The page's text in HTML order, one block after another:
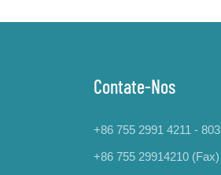
Contate-Nos
+86 755 2991 4211 -
+86 755 29914210 (Fax)